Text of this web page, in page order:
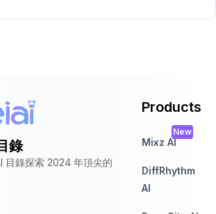
錄
目錄探索 2024 年頂尖的
Products
Mixz AI
New
DiffRhythm
AI